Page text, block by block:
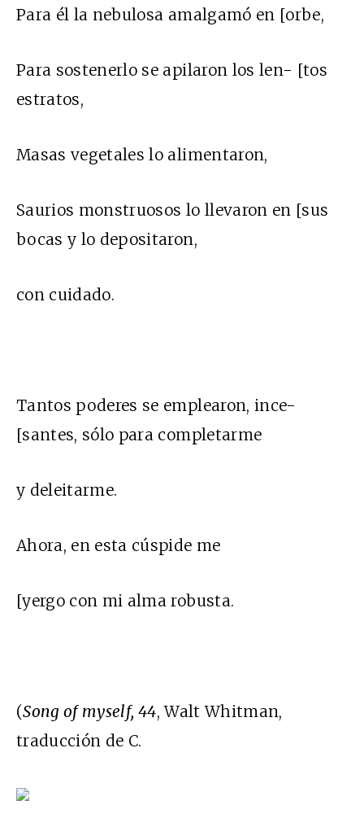
Para él la nebulosa amalgamó en [orbe,
Para sostenerlo se apilaron los len- [tos
estratos,
Masas vegetales lo alimentaron,
Saurios monstruosos lo llevaron en [sus
bocas y lo depositaron,
con cuidado.
Tantos poderes se emplearon, ince-
[santes, sólo para completarme
y deleitarme.
Ahora, en esta cúspide me
[yergo con mi alma robusta.
(Song of myself, 44, Walt Whitman,
traducción de C.